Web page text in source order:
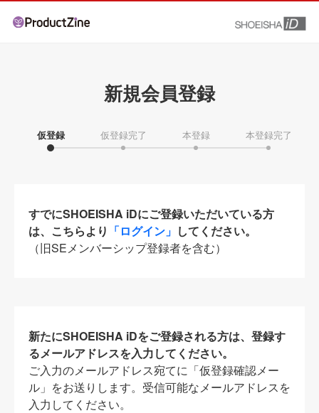
新規会員登録
仮登録 仮登録完了 本登録 本登録完了
すでにSHOEISHA iDにご登録いただいている方
は、こちらより 「ログイン」 してください。
（旧SEメンバーシップ登録者を含む）
新たにSHOEISHA iDをご登録される方は、登録す
るメールアドレスを入力してください。
ご入力のメールアドレス宛てに「仮登録確認メー
ル」をお送りします。受信可能なメールアドレスを
入力してください。